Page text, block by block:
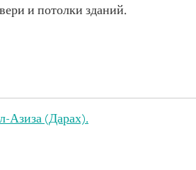
и потолки зданий.
Азиза (Дарах).